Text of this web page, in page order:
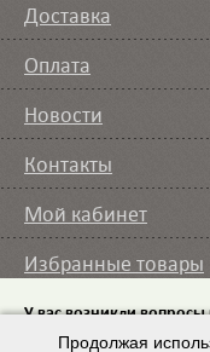
Доставка
Оплата
Новости
Контакты
Мой кабинет
Избранные товары
Вы смотрели
У вас возникли
Пришлите на email
Продолжая